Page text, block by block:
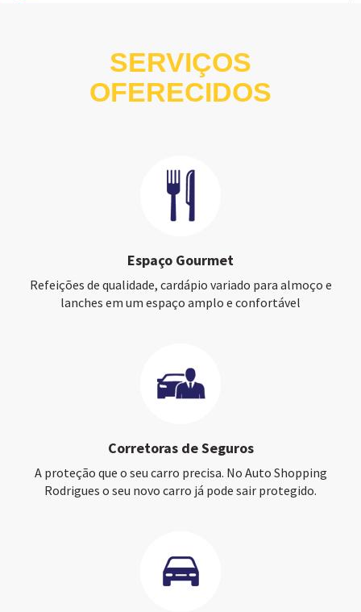
SERVIÇOS
OFERECIDOS
Espaço Gourmet
Refeições de qualidade, cardápio variado para almoço e
lanches em um espaço amplo e confortável
Corretoras de Seguros
A proteção que o seu carro precisa. No Auto Shopping
Rodrigues o seu novo carro já pode sair protegido.